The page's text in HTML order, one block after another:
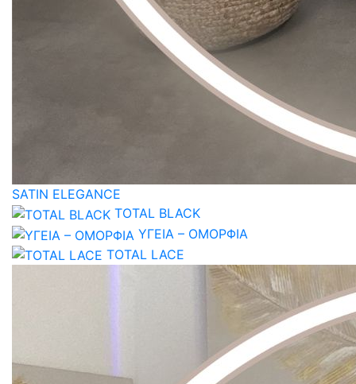
SATIN ELEGANCE
TOTAL BLACK
ΥΓΕΙΑ – ΟΜΟΡΦΙΑ
TOTAL LACE